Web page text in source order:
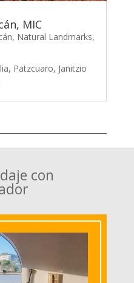
MIC
, Natural Landmarks,
Patzcuaro, Janitzio
con